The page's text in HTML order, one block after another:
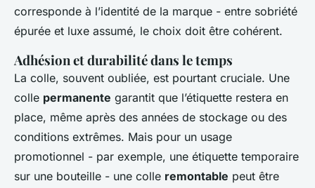
corresponde à l’identité de la marque - entre sobriété
épurée et luxe assumé, le choix doit être cohérent.
Adhésion et durabilité dans le temps
La colle, souvent oubliée, est pourtant cruciale. Une
colle permanente garantit que l’étiquette restera en
place, même après des années de stockage ou des
conditions extrêmes. Mais pour un usage
promotionnel - par exemple, une étiquette temporaire
sur une bouteille - une colle remontable peut être